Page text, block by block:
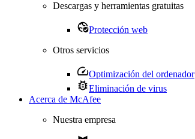
Descargas y herramientas gratuitas
Protección web
Otros servicios
Optimización del ordenador
Eliminación de virus
Acerca de McAfee
Nuestra empresa